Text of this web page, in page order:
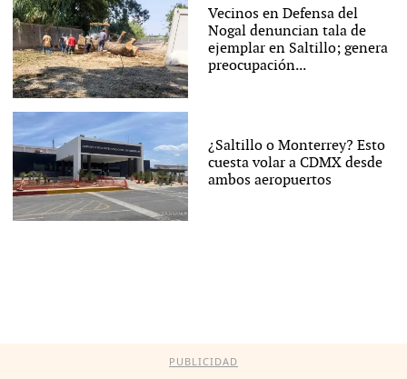
Vecinos en Defensa del
Nogal denuncian tala de
ejemplar en Saltillo; genera
preocupación...
¿Saltillo o Monterrey? Esto
cuesta volar a CDMX desde
ambos aeropuertos
PUBLICIDAD